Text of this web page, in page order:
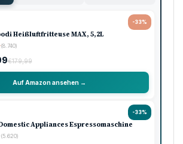
-33%
Heißluftfritteuse MAX, 5,2L
(8.740)
€179,99
Auf Amazon ansehen →
-33%
Appliances Espressomaschine
(5.620)